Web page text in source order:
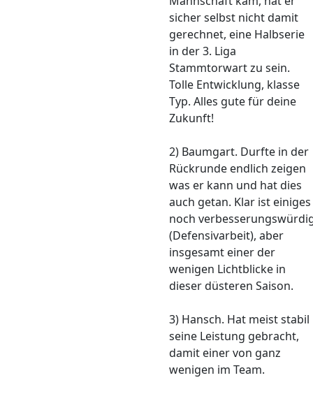
sicher selbst nicht damit
gerechnet, eine Halbserie
in der 3. Liga
Stammtorwart zu sein.
Tolle Entwicklung, klasse
Typ. Alles gute für deine
Zukunft!
2) Baumgart. Durfte in der
Rückrunde endlich zeigen
was er kann und hat dies
auch getan. Klar ist einiges
noch
(Defensivarbeit), aber
insgesamt einer der
wenigen Lichtblicke in
dieser düsteren Saison.
3) Hansch. Hat meist stabil
seine Leistung gebracht,
damit einer von ganz
wenigen im Team.